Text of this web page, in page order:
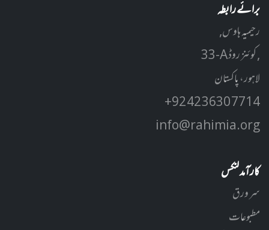
برائے رابطہ
رحیمیہ ہاوس,
33-A کوئنز روڈ ,
لاہور، پاکستان
+92 42 3630 7714
info@rahimia.org
کارآمد لنکس
سر ورق
مطبوعات